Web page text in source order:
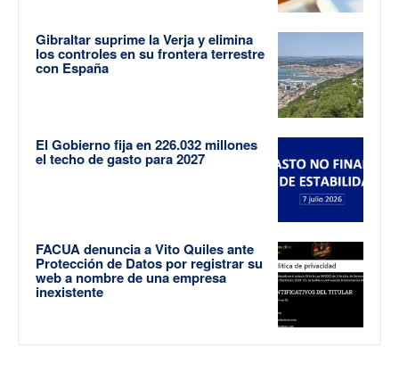
Gibraltar suprime la Verja y elimina
los controles en su frontera terrestre
con España
El Gobierno fija en 226.032 millones
el techo de gasto para 2027
FACUA denuncia a Vito Quiles ante
Protección de Datos por registrar su
web a nombre de una empresa
inexistente